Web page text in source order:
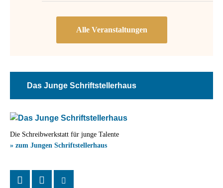
Das Junge Schriftstellerhaus
Die Schreibwerkstatt für junge Talente
» zum Jungen Schriftstellerhaus